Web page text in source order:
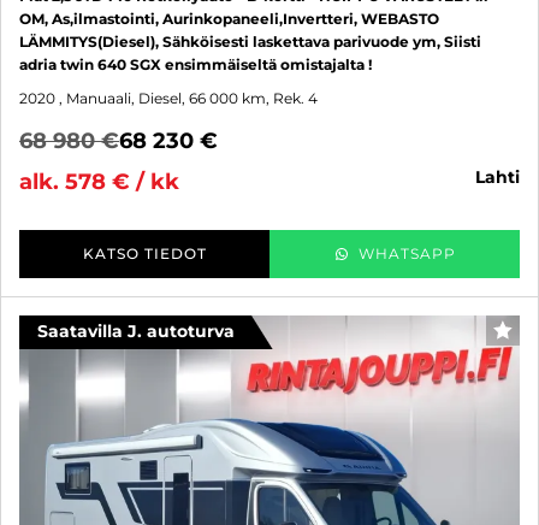
OM, As,ilmastointi, Aurinkopaneeli,Invertteri, WEBASTO
LÄMMITYS(Diesel), Sähköisesti laskettava parivuode ym, Siisti
adria twin 640 SGX ensimmäiseltä omistajalta !
2020 , Manuaali, Diesel, 66 000 km, Rek. 4
68 980 €68 230 €
alk. 578 € / kk
lahti
KATSO TIEDOT WHATSAPP
Saatavilla J. autoturva